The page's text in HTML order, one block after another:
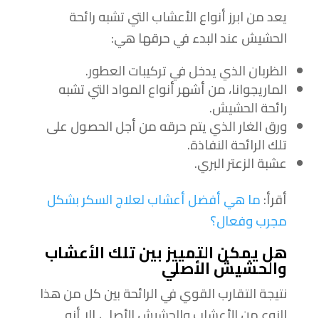
يعد من ابرز أنواع الأعشاب التي تشبه رائحة
الحشيش عند البدء في حرقها هي:
الظربان الذي يدخل في تركيبات العطور.
الماريجوانا، من أشهر أنواع المواد التي تشبه
رائحة الحشيش.
ورق الغار الذي يتم حرقه من أجل الحصول على
تلك الرائحة النفاذة.
عشبة الزعتر البري.
أقرأ:ما هي أفضل أعشاب لعلاج السكر بشكل
مجرب وفعال؟
هل يمكن التمييز بين تلك الأعشاب
والحشيشالأصلي
نتيجة التقارب القوي في الرائحة بين كل من هذا